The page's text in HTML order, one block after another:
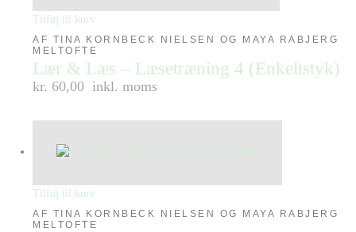
Tilføj til kurv
AF TINA KORNBECK NIELSEN OG MAYA RABJERG
MELTOFTE
Lær & Læs – Læsetræning 4 (Enkeltstyk)
kr. 60,00 inkl. moms
Tilføj til kurv
AF TINA KORNBECK NIELSEN OG MAYA RABJERG
MELTOFTE